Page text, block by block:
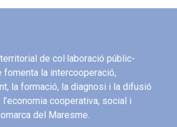
de col·laboració públic-
fomenta la intercooperació,
la formació, la diagnosi i la difusió
cooperativa, social i
del Maresme.